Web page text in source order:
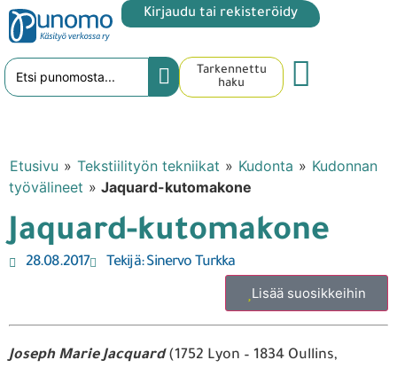
Kirjaudu tai rekisteröidy
Tarkennettu
haku
Etusivu » Tekstiilityön tekniikat » Kudonta » Kudonnan
työvälineet » Jaquard-kutomakone
Jaquard-kutomakone
28.08.2017 Tekijä:Sinervo Turkka
Lisää suosikkeihin
Joseph Marie Jacquard(1752 Lyon – 1834 Oullins,